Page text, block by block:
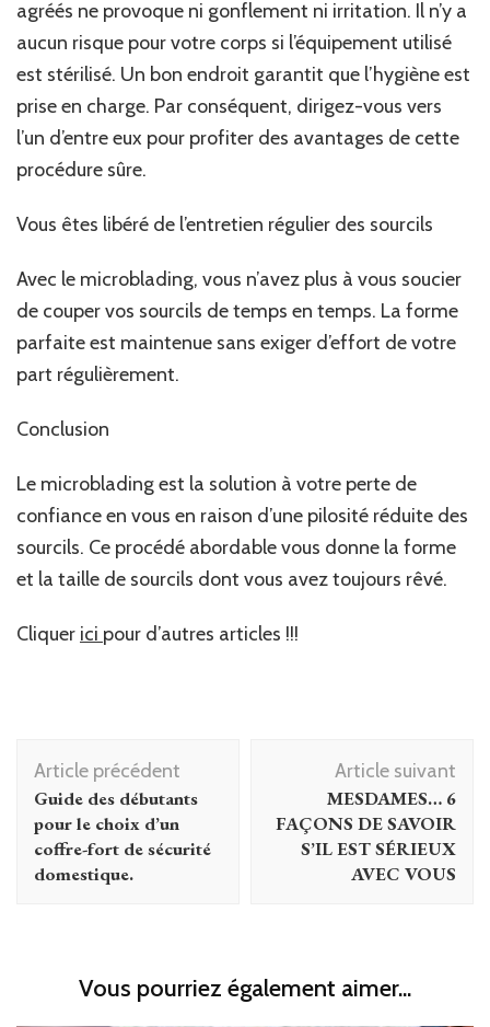
agréés ne provoque ni gonflement ni irritation. Il n’y a
aucun risque pour votre corps si l’équipement utilisé
est stérilisé. Un bon endroit garantit que l’hygiène est
prise en charge. Par conséquent, dirigez-vous vers
l’un d’entre eux pour profiter des avantages de cette
procédure sûre.
Vous êtes libéré de l’entretien régulier des sourcils
Avec le microblading, vous n’avez plus à vous soucier
de couper vos sourcils de temps en temps. La forme
parfaite est maintenue sans exiger d’effort de votre
part régulièrement.
Conclusion
Le microblading est la solution à votre perte de
confiance en vous en raison d’une pilosité réduite des
sourcils. Ce procédé abordable vous donne la forme
et la taille de sourcils dont vous avez toujours rêvé.
Cliquer ici pour d’autres articles !!!
Navigation
d'article
Article précédent
Guide des débutants
pour le choix d’un
coffre-fort de sécurité
domestique.
Article suivant
MESDAMES… 6
FAÇONS DE SAVOIR
S’IL EST SÉRIEUX
AVEC VOUS
Vous pourriez également aimer...